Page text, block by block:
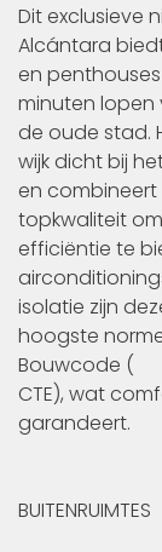
Dit exclusieve
Alcántara
en
minuten lopen
de oude stad.
wijk dicht bij
en
topkwaliteit
efficiëntie te
isolatie zijn
hoogste
Bouwcode (
CTE), wat
garandeert.
BUITENRUIMTES